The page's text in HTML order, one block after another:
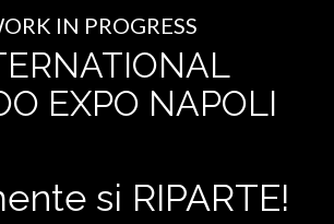
IN PROGRESS
EXPO NAPOLI
si RIPARTE!